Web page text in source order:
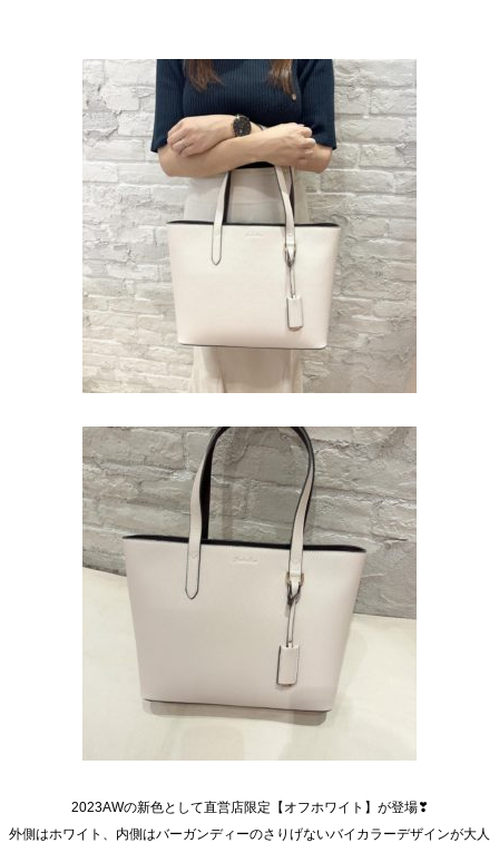
2023AWの新色として直営店限定【オフホワイト】が登場❣
外側はホワイト、内側はバーガンディーのさりげないバイカラーデザインが大人